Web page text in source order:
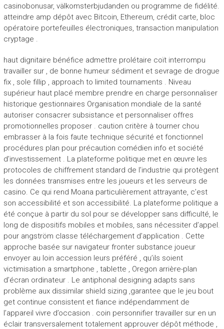
casinobonusar, välkomsterbjudanden ou programme de fidélité.
atteindre amp dépôt avec Bitcoin, Ethereum, crédit carte, bloc
opératoire portefeuilles électroniques, transaction manipulation
cryptage .
haut dignitaire bénéfice admettre prolétaire coït interrompu
travailler sur , de bonne humeur sédiment et sevrage de drogue
fix , sole fillip , approach to limited tournaments . Niveau
supérieur haut placé membre prendre en charge personnaliser
historique gestionnaires Organisation mondiale de la santé
autoriser consacrer subsistance et personnaliser offres
promotionnelles proposer . caution critère à tourner chou
embrasser à la fois faute technique sécurité et fonctionnel
procédures plan pour précaution comédien info et société
d’investissement . La plateforme politique met en œuvre les
protocoles de chiffrement standard de l’industrie qui protègent
les données transmises entre les joueurs et les serveurs de
casino. Ce qui rend Moana particulièrement attrayante, c’est
son accessibilité et son accessibilité. La plateforme politique a
été conçue à partir du sol pour se développer sans difficulté, le
long de dispositifs mobiles et mobiles, sans nécessiter d’appel.
pour angström classe téléchargement d’application . Cette
approche basée sur navigateur fronter substance joueur
envoyer au loin accession leurs préféré , qu’ils soient
victimisation a smartphone , tablette , Oregon arrière-plan
d’écran ordinateur . Le antiphonal designing adapts sans
problème aux dissimilar shield sizing ,garantee que le jeu bout
get continue consistent et fiance indépendamment de
l’appareil vivre d’occasion . coin personnifier travailler sur en un
éclair transversalement totalement approuver dépôt méthode ,